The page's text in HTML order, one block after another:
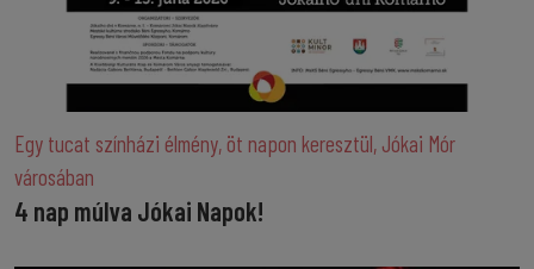
Egy tucat színházi élmény, öt napon keresztül, Jókai Mór
városában
4 nap múlva Jókai Napok!